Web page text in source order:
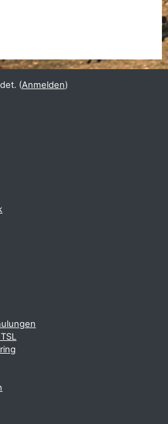
(Anmelden)